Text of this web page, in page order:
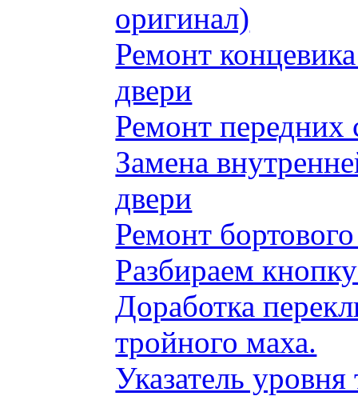
оригинал)
Ремонт
двери
Ремонт передних
Замена
двери
Ремонт
Разбираем
Доработка
тройного маха.
Указатель